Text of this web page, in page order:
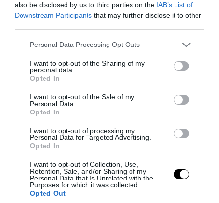
also be disclosed by us to third parties on the IAB’s List of
Downstream Participants that may further disclose it to other
Please note that this website/app uses one or more Google
not limited to your visit or usage behaviour. You may click to
grant or deny consent to Google and its third-party tags to
use your data for below specified purposes in below Google
consent section.
Personal Data Processing Opt Outs
I want to opt-out of the Sharing of my
personal data.
Opted In
I want to opt-out of the Sale of my
Personal Data.
Opted In
I want to opt-out of processing my
Personal Data for Targeted Advertising.
Opted In
I want to opt-out of Collection, Use,
Retention, Sale, and/or Sharing of my
Personal Data that Is Unrelated with the
Purposes for which it was collected.
Opted Out
ΕΝΟΠΛΕΣ ΣΥΓΚΡΟΥΣΕΙΣ
Οι Χούθι βομβάρδισαν βιομηχανική
περιοχή στο Ντουμπάι – ΗΠΑ και
Σαουδική Αραβία απάντησαν με
πλήγματα στη Σαναά
05.08.2026 | 07:17